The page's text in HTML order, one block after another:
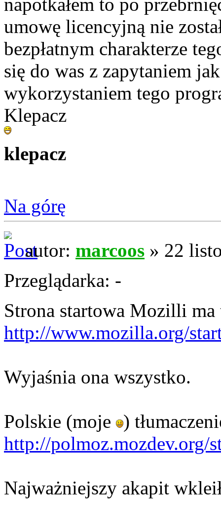
napotkałem to po
umowę licencyjną nie
bezpłatnym charakterze
się do was z zapytaniem
wykorzystaniem tego
Klepacz
klepacz
Na górę
autor: marcoos » 22
Przeglądarka: -
Strona startowa Mozilli ma
http://www.mozilla.org/
Wyjaśnia ona wszystko.
Polskie (moje
)
http://polmoz.mozdev.org/
Najważniejszy akapit